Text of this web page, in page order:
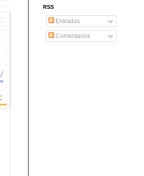
RSS
Entradas
Comentarios